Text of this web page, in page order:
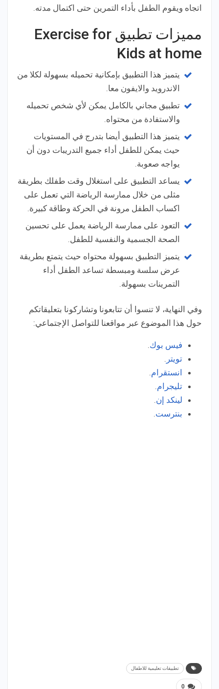
اتجاه ويقوم الطفل بأداء التمرين حتى اكتمال مدته.
مميزات تطبيق Exercise for
Kids at home
يتميز هذا التطبيق بإمكانية تحميله بسهولة لكلا من
الاندرويد والايفون معا.
تطبيق مجاني بالكامل يمكن لأي شخص تحميله
والاستفادة من محتواه.
يتميز هذا التطبيق أيضا بتدرج في المستويات
حيث يمكن للطفل أداء جميع التدريبات دون أن
يواجه صعوبة.
يساعد التطبيق على استغلال وقت طفلك بطريقة
مثلى من خلال ممارسة الرياضة التي تعمل على
اكساب الطفل مرونة في الحركة وطاقة كبيرة.
التعود على ممارسة الرياضة يعمل على تحسين
الصحة الجسمية والنفسية للطفل.
يتميز التطبيق بسهولة محتواه حيث يتمتع بطريقة
عرض سلسة ومبسطة تساعد الطفل أداء
التمرينات بسهولة.
وفي النهاية، لا تنسوا أن تتابعونا وتشاركونا بتعليقاتكم
حول هذا الموضوع عبر مواقعنا للتواصل الإجتماعي:
فيس بوك.
تويتر .
انستقرام.
تليجرام.
لينكد إن.
بنترست.
تطبيقات تعليمية للاطفال
0